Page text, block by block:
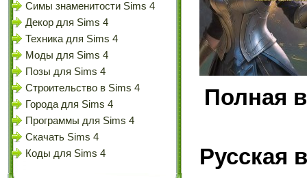
Симы знаменитости Sims 4
Декор для Sims 4
Техника для Sims 4
Моды для Sims 4
Позы для Sims 4
Строительство в Sims 4
Города для Sims 4
Программы для Sims 4
Скачать Sims 4
Коды для Sims 4
Полная
Русская